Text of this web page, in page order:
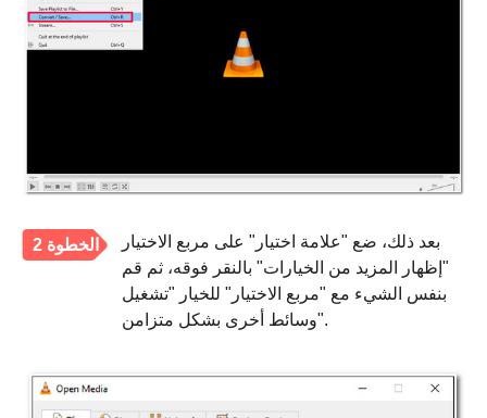
الخطوة 2
بعد ذلك، ضع "علامة اختيار" على مربع الاختيار
"إظهار المزيد من الخيارات" بالنقر فوقه، ثم قم
بنفس الشيء مع "مربع الاختيار" للخيار "تشغيل
وسائط أخرى بشكل متزامن".